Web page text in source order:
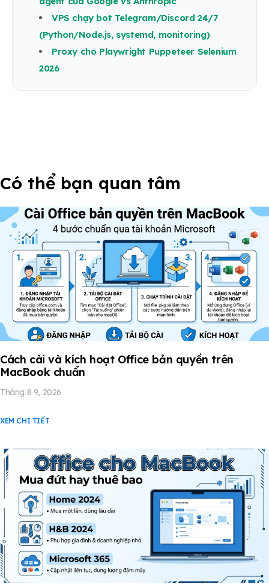
VPS chạy bot Telegram/Discord 24/7
(Python/Node.js, systemd, monitoring)
Proxy cho Playwright Puppeteer Selenium
2026
Có thể bạn quan tâm
Cách cài và kích hoạt Office bản quyền trên
MacBook chuẩn
Tháng 8 9, 2026
XEM CHI TIẾT